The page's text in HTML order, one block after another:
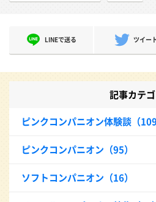
LINEで送る ツイー
記事カテ
ピンクコンパニオン体験談（109
ピンクコンパニオン（95）
ソフトコンパニオン（16）